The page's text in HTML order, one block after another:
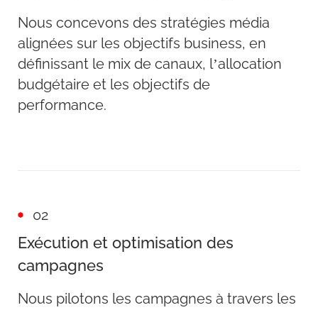
Nous concevons des stratégies média
alignées sur les objectifs business, en
définissant le mix de canaux, l’allocation
budgétaire et les objectifs de
performance.
02
Exécution et optimisation des
campagnes
Nous pilotons les campagnes à travers les